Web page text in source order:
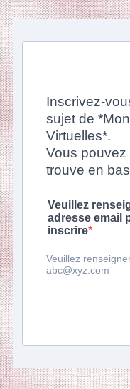
Inscrivez-
sujet de
Virtuelles*.
Vous
trouve en
Veuillez
adresse email
inscrire
Veuillez
abc@xyz.com